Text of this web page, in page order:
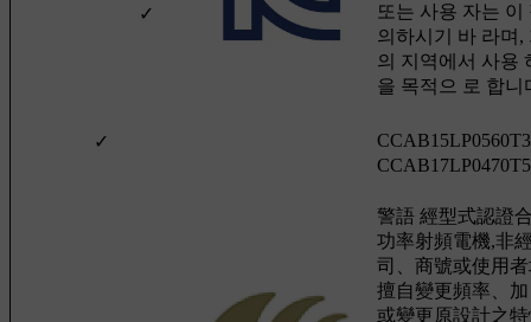
✓
또는 사용 자는 이
의하시기 바 라며,
의 지역에서 사용
을 목적으 로 합니
✓ CCAB15LP0560T3
CCAB17LP0470T5
警語 經型式認證
功率射頻電機,非
司、商號或使用
擅自變更頻率、
或變更原設計之